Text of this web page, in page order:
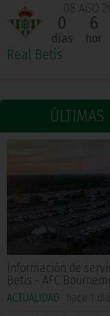
Real Betis
08 AGO
0
días
6
hor
ÚLTIMAS
Información de
Betis - AFC
ACTUALIDAD hace 1 día